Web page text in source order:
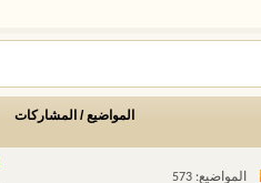
المواضيع / المشاركات
المواضيع: 573